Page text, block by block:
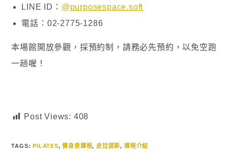
LINE ID： @purposespace.soft
電話：02-2775-1286
本場館開放參觀，採預約制，請務必先預約，以免空跑
一趟喔！
Post Views: 408
TAGS:PILATES, 健身房課程, 皮拉提斯, 課程介紹